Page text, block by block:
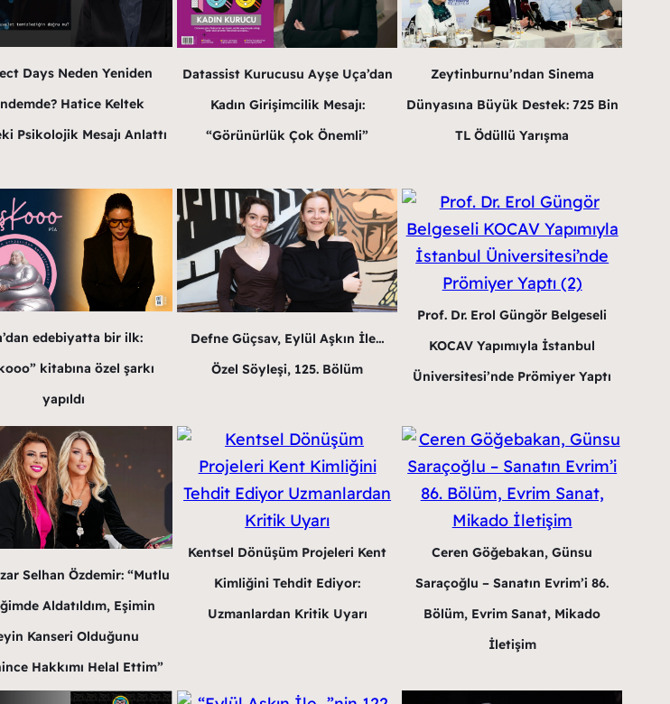
Days Neden Yeniden
Hatice Keltek
Psikolojik Mesajı Anlattı
Datassist Kurucusu Ayşe Uça’dan
Kadın Girişimcilik Mesajı:
“Görünürlük Çok Önemli”
Zeytinburnu’ndan Sinema
Dünyasına Büyük Destek: 725 Bin
TL Ödüllü Yarışma
edebiyatta bir ilk:
kitabına özel şarkı
yapıldı
Defne Güçsav, Eylül Aşkın İle…
Özel Söyleşi, 125. Bölüm
Prof. Dr. Erol Güngör Belgeseli
KOCAV Yapımıyla İstanbul
Üniversitesi’nde Prömiyer Yaptı
Selhan Özdemir: “Mutlu
Aldatıldım, Eşimin
Kanseri Olduğunu
Hakkımı Helal Ettim”
Kentsel Dönüşüm Projeleri Kent
Kimliğini Tehdit Ediyor:
Uzmanlardan Kritik Uyarı
Ceren Göğebakan, Günsu
Saraçoğlu – Sanatın Evrim’i 86.
Bölüm, Evrim Sanat, Mikado
İletişim